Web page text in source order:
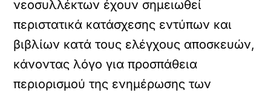
νεοσυλλέκτων έχουν σημειωθεί
περιστατικά κατάσχεσης εντύπων και
βιβλίων κατά τους ελέγχους αποσκευών,
κάνοντας λόγο για προσπάθεια
περιορισμού της ενημέρωσης των